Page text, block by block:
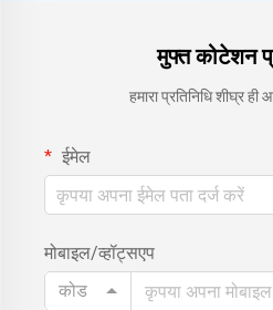
मुफ्त कोटेशन
हमारा प्रतिनिधि शीघ्र
ईमेल
मोबाइल/व्हॉट्सएप
कोड